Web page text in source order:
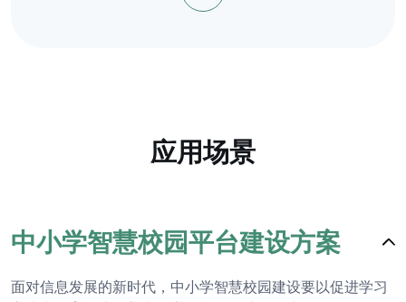
应用场景
中小学智慧校园平台建设方案
面对信息发展的新时代，中小学智慧校园建设要以促进学习